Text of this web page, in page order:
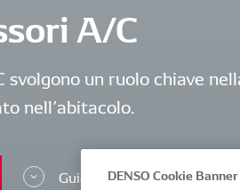
A/C
svolgono un ruolo chiave
nell’abitacolo.
Guida all'installazione
DENSO Cookie Banner